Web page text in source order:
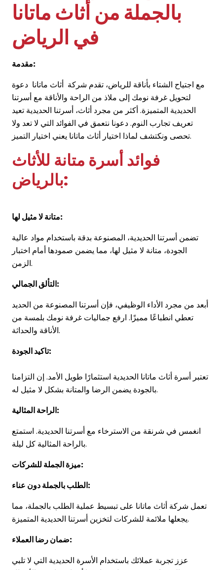
بالجملة من أثاث ماتانا
في الرياض
مقدمة:
مع اجتياح الشتاء بأناقة للرياض، تقدم شركة أثاث ماتانا دعوة
لتحويل غرفة نومك إلى ملاذ من الراحة والأناقة مع أسرتنا
الحديدية المتميزة. أكثر من مجرد أثاث، أسرتنا الحديدية تعيد
تعريف تجارب النوم. دعونا نتعمق في الفوائد التي لا تعد ولا
تحصى ونكتشف لماذا اختيار أثاث ماتانا يعني اختيار التميز.
فوائد أسرة متانة للأثاث
بالرياض:
متانة لا مثيل لها:
تضمن أسرتنا الحديدية، المصنوعة بدقة باستخدام مواد عالية
الجودة، متانة لا مثيل لها، مما يضمن صمودها أمام اختبار
الزمن.
التألق الجمالي:
أبعد من مجرد الأداء الوظيفي، فإن أسرتنا المصنوعة من الحديد
تعطي انطباعًا مميزًا. ارفع جماليات غرفة نومك بلمسة من
الأناقة والحداثة.
تاكيد الجودة:
تعتبر أسرة أثاث ماتانا الحديدية استثمارًا طويل الأمد. إن التزامنا
بالجودة يضمن الرضا والمتانة بشكل لا مثيل له.
الراحة المثالية:
انغمس في شرنقة من الاسترخاء مع أسرتنا الحديدية. استمتع
بالراحة المثالية كل ليلة.
ميزة الجملة للشركات:
الطلب بالجملة دون عناء:
تعمل شركة أثاث ماتانا على تبسيط عملية الطلب بالجملة، مما
يجعلها ملائمة للشركات لتخزين أسرتنا الحديدية المتميزة.
ضمان رضا العملاء:
عزز تجربة عملائك باستخدام الأسرة الحديدية التي لا تلبي